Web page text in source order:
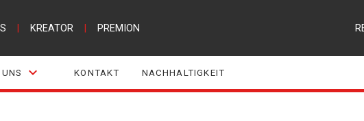
KREATOR PREMION
KONTAKT NACHHALTIGKEIT